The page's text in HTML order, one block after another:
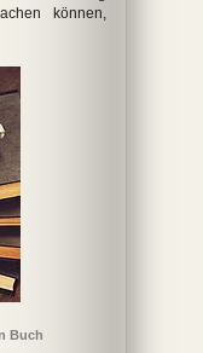
können,
Buch